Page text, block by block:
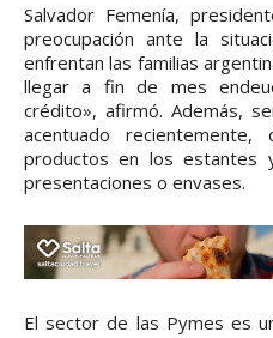
Salvador Femenía,
preocupación ante la
enfrentan las familias
llegar a fin de mes
crédito», afirmó. Además,
acentuado
productos en los estantes
presentaciones o envases.
El sector de las Pymes es